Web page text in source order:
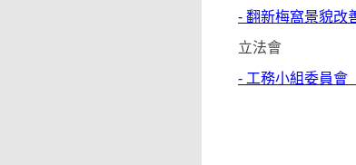
- 翻新梅窩景貌改
立法會
- 工務小組委員會